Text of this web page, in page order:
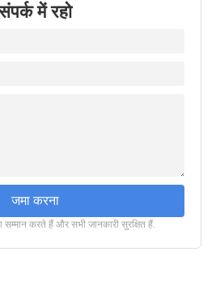
संपर्क में रहो